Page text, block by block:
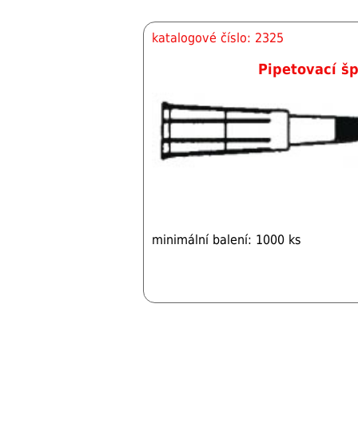
katalogové číslo: 2325
Pipetovací
minimální balení: 1000 ks